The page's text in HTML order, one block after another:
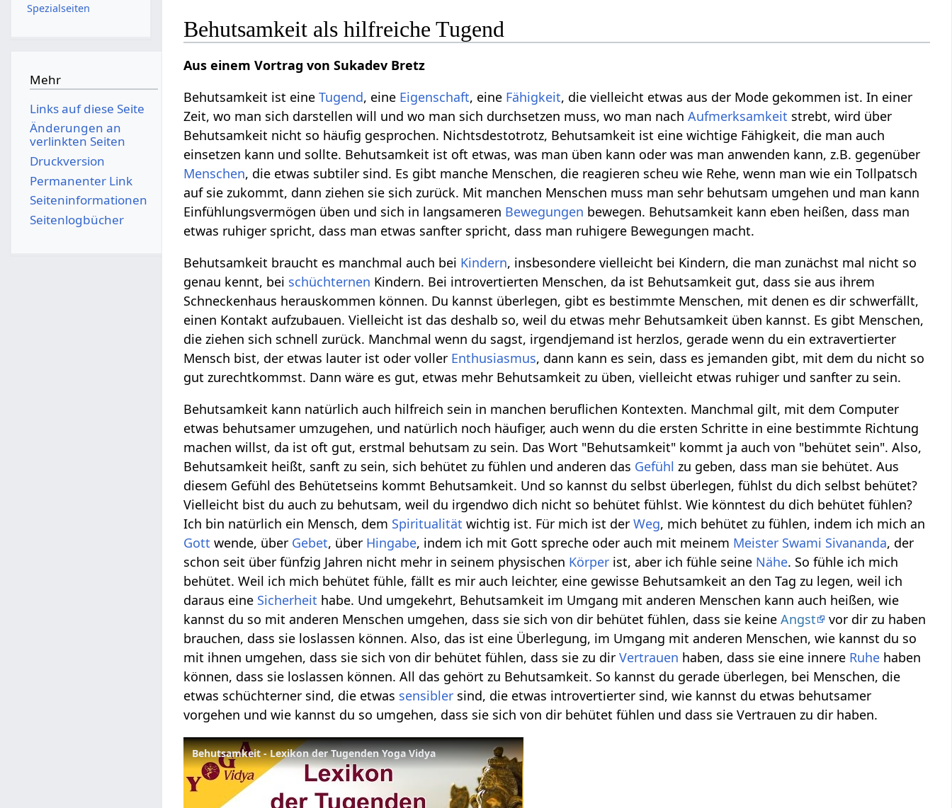
Behutsamkeit als hilfreiche Tugend
Aus einem Vortrag von Sukadev Bretz
Behutsamkeit ist eineTugend, eine Eigenschaft, eine Fähigkeit, die vielleicht etwas aus der Mode gekommen ist. In einer
Zeit, wo man sich darstellen will und wo man sich durchsetzen muss, wo man nachAufmerksamkeit strebt, wird über
Behutsamkeit nicht so häufig gesprochen. Nichtsdestotrotz, Behutsamkeit ist eine wichtige Fähigkeit, die man auch
einsetzen kann und sollte. Behutsamkeit ist oft etwas, was man üben kann oder was man anwenden kann, z.B. gegenüber
Menschen, die etwas subtiler sind. Es gibt manche Menschen, die reagieren scheu wie Rehe, wenn man wie ein Tollpatsch
auf sie zukommt, dann ziehen sie sich zurück. Mit manchen Menschen muss man sehr behutsam umgehen und man kann
Einfühlungsvermögen üben und sich in langsameren Bewegungen bewegen. Behutsamkeit kann eben heißen, dass man
etwas ruhiger spricht, dass man etwas sanfter spricht, dass man ruhigere Bewegungen macht.
Behutsamkeit braucht es manchmal auch bei Kindern, insbesondere vielleicht bei Kindern, die man zunächst mal nicht so
genau kennt, bei schüchternen Kindern. Bei introvertierten Menschen, da ist Behutsamkeit gut, dass sie aus ihrem
Schneckenhaus herauskommen können. Du kannst überlegen, gibt es bestimmte Menschen, mit denen es dir schwerfällt,
einen Kontakt aufzubauen. Vielleicht ist das deshalb so, weil du etwas mehr Behutsamkeit üben kannst. Es gibt Menschen,
die ziehen sich schnell zurück. Manchmal wenn du sagst, irgendjemand ist herzlos, gerade wenn du ein extravertierter
Mensch bist, der etwas lauter ist oder voller Enthusiasmus, dann kann es sein, dass es jemanden gibt, mit dem du nicht so
gut zurechtkommst. Dann wäre es gut, etwas mehr Behutsamkeit zu üben, vielleicht etwas ruhiger und sanfter zu sein.
Behutsamkeit kann natürlich auch hilfreich sein in manchen beruflichen Kontexten. Manchmal gilt, mit dem Computer
etwas behutsamer umzugehen, und natürlich noch häufiger, auch wenn du die ersten Schritte in eine bestimmte Richtung
machen willst, da ist oft gut, erstmal behutsam zu sein. Das Wort "Behutsamkeit" kommt ja auch von "behütet sein". Also,
Behutsamkeit heißt, sanft zu sein, sich behütet zu fühlen und anderen das Gefühl zu geben, dass man sie behütet. Aus
diesem Gefühl des Behütetseins kommt Behutsamkeit. Und so kannst du selbst überlegen, fühlst du dich selbst behütet?
Vielleicht bist du auch zu behutsam, weil du irgendwo dich nicht so behütet fühlst. Wie könntest du dich behütet fühlen?
Ich bin natürlich ein Mensch, dem Spiritualität wichtig ist. Für mich ist derWeg, mich behütet zu fühlen, indem ich mich an
Gott wende, über Gebet, über Hingabe, indem ich mit Gott spreche oder auch mit meinem Meister Swami Sivananda, der
schon seit über fünfzig Jahren nicht mehr in seinem physischen Körper ist, aber ich fühle seine Nähe. So fühle ich mich
behütet. Weil ich mich behütet fühle, fällt es mir auch leichter, eine gewisse Behutsamkeit an den Tag zu legen, weil ich
daraus eine Sicherheit habe. Und umgekehrt, Behutsamkeit im Umgang mit anderen Menschen kann auch heißen, wie
kannst du so mit anderen Menschen umgehen, dass sie sich von dir behütet fühlen, dass sie keineAngst
vor dir zu haben
brauchen, dass sie loslassen können. Also, das ist eine Überlegung, im Umgang mit anderen Menschen, wie kannst du so
mit ihnen umgehen, dass sie sich von dir behütet fühlen, dass sie zu dirVertrauen haben, dass sie eine innere Ruhe haben
können, dass sie loslassen können. All das gehört zu Behutsamkeit. So kannst du gerade überlegen, bei Menschen, die
etwas schüchterner sind, die etwas sensibler sind, die etwas introvertierter sind, wie kannst du etwas behutsamer
vorgehen und wie kannst du so umgehen, dass sie sich von dir behütet fühlen und dass sie Vertrauen zu dir haben.
Behutsamkeit - Lexikon der Tugenden Yoga Vidya
Spezialseiten
Mehr
Links auf diese Seite
Änderungen an
verlinkten Seiten
Druckversion
Permanenter Link
Seiten­­informationen
Seitenlogbücher